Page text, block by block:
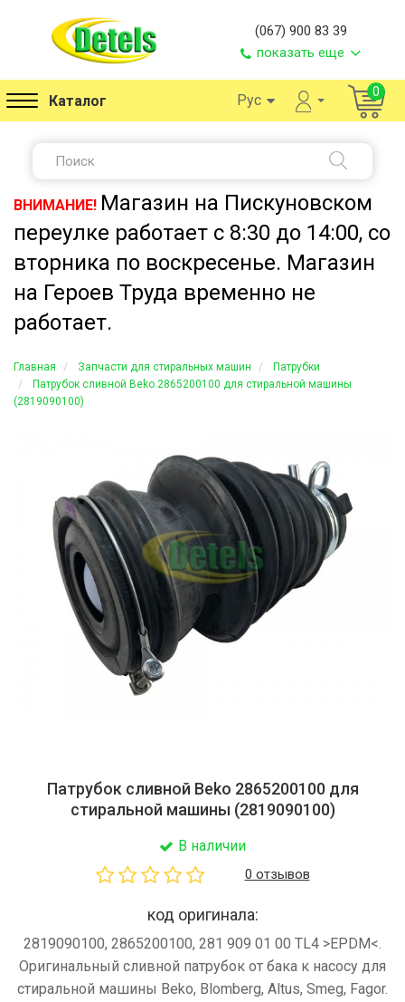
(067) 900 83 39
показать еще
Каталог Рус 0
ВНИМАНИЕ! Магазин на Пискуновском
переулке работает с 8:30 до 14:00, со
вторника по воскресенье. Магазин
на Героев Труда временно не
работает.
Главная Запчасти для стиральных машин
Патрубки
Патрубок сливной Beko 2865200100 для стиральной машины
(2819090100)
Патрубок сливной Beko 2865200100 для
стиральной машины (2819090100)
В наличии
0 отзывов
код оригинала:
2819090100, 2865200100, 281 909 01 00 TL4 >EPDM<.
Оригинальный сливной патрубок от бака к насосу для
стиральной машины Beko, Blomberg, Altus, Smeg, Fagor.